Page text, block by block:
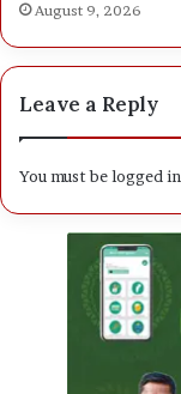
August 9, 2026
Leave a Reply
You must belogged in